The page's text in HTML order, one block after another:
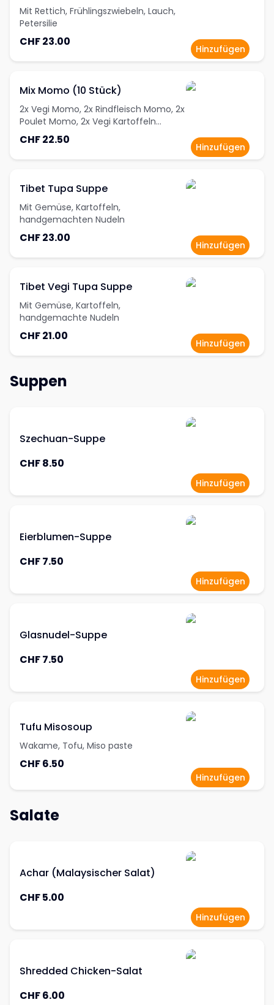
Mit Rettich, Frühlingszwiebeln, Lauch,
Petersilie
CHF 23.00
Hinzufügen
Mix Momo (10 Stück)
2x Vegi Momo, 2x Rindfleisch Momo, 2x
Poulet Momo, 2x Vegi Kartoffeln
Momo, 2x Vegan Momo
CHF 22.50
Hinzufügen
Tibet Tupa Suppe
Mit Gemüse, Kartoffeln,
handgemachten Nudeln
CHF 23.00
Hinzufügen
Tibet Vegi Tupa Suppe
Mit Gemüse, Kartoffeln,
handgemachte Nudeln
CHF 21.00
Hinzufügen
Suppen
Szechuan-Suppe
CHF 8.50
Hinzufügen
Eierblumen-Suppe
CHF 7.50
Hinzufügen
Glasnudel-Suppe
CHF 7.50
Hinzufügen
Tufu Misosoup
Wakame, Tofu, Miso paste
CHF 6.50
Hinzufügen
Salate
Achar (Malaysischer Salat)
CHF 5.00
Hinzufügen
Shredded Chicken-Salat
CHF 6.00